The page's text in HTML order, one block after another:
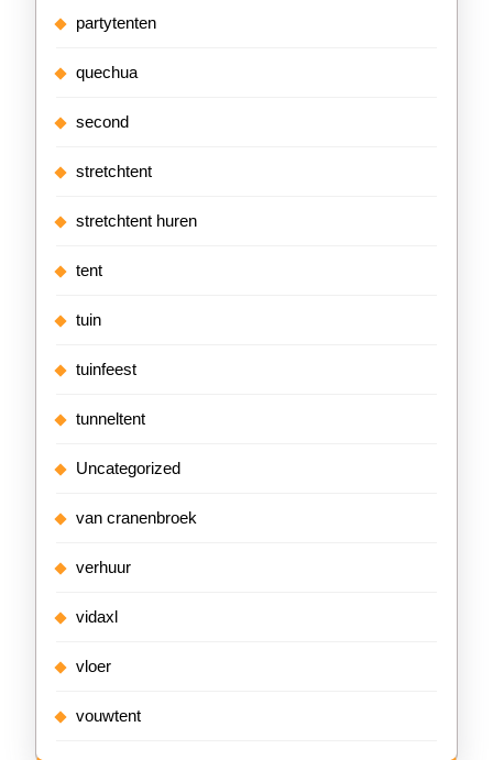
partytenten
quechua
second
stretchtent
stretchtent huren
tent
tuin
tuinfeest
tunneltent
Uncategorized
van cranenbroek
verhuur
vidaxl
vloer
vouwtent